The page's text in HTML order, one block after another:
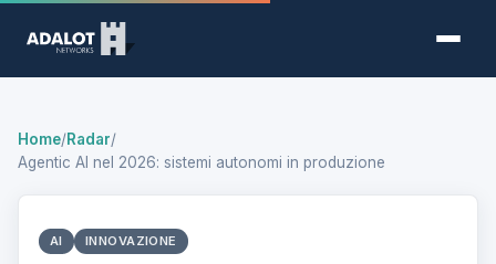
Home/Radar/
Agentic AI nel 2026: sistemi autonomi in produzione
AI INNOVAZIONE